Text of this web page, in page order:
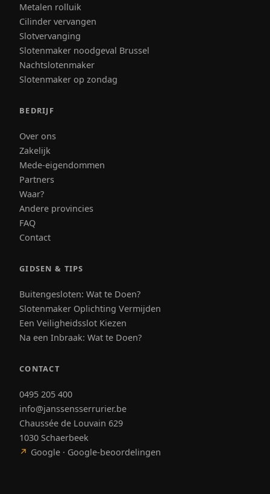
Metalen rolluik
Cilinder vervangen
Slotvervanging
Slotenmaker noodgeval Brussel
Nachtslotenmaker
Slotenmaker op zondag
BEDRIJF
Over ons
Zakelijk
Mede-eigendommen
Partners
Waar?
Andere provincies
FAQ
Contact
GIDSEN & TIPS
Buitengesloten: Wat te Doen?
Slotenmaker Oplichting Vermijden
Een Veiligheidsslot Kiezen
Na een Inbraak: Wat te Doen?
CONTACT
0495 205 400
info@janssensserrurier.be
Chaussée de Louvain 629
1030 Schaerbeek
↗ Google · Google-beoordelingen